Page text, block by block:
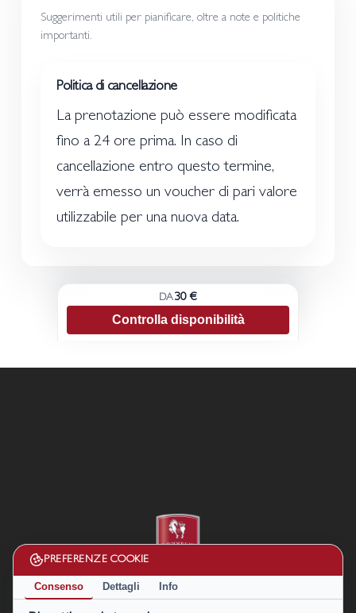
PREFERENZE COOKIE
Consenso Dettagli Info
Suggerimenti utili per pianificare, oltre a note e politiche
importanti.
Politica di cancellazione
La prenotazione può essere modificata
fino a 24 ore prima. In caso di
cancellazione entro questo termine,
verrà emesso un voucher di pari valore
utilizzabile per una nuova data.
DA30 €
Controlla disponibilità